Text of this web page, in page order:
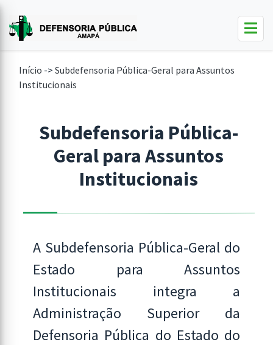
Início -> Subdefensoria Pública-Geral para Assuntos
Institucionais
Subdefensoria Pública-
Geral para Assuntos
Institucionais
A Subdefensoria Pública-Geral do
Estado para Assuntos
Institucionais integra a
Administração Superior da
Defensoria Pública do Estado do